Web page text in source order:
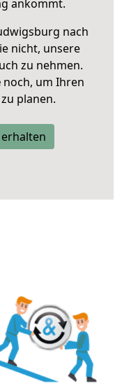
ankommt.
nach
nicht, unsere
zu nehmen.
noch, um Ihren
zu planen.